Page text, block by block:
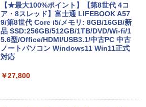
【★最大100%ポイント】【第8世代 4コ
ア・8スレッド】富士通 LIFEBOOK A57
9/第8世代 Core i5/メモリ: 8GB/16GB/新
品 SSD:256GB/512GB/1TB/DVD/Wi-fi/1
5.6型/Office/HDMI/USB3.1/中古PC 中古
ノートパソコン Windows11 Win11正式
対応
￥27,800